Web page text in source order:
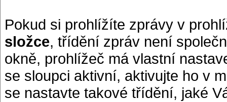
Pokud si prohlížíte zprávy v
složce, třídění zpráv není
okně, prohlížeč má vlastní
se sloupci aktivní, aktivujte ho v
se nastavte takové třídění, jaké